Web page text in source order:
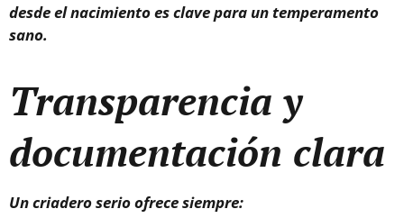
desde el nacimiento es clave para un temperamento
sano.
Transparencia y
documentación clara
Un criadero serio ofrece siempre: